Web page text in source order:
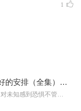
1
【官方推荐】一切都是最好的安排（全集）加措“人生智慧三部曲”
或许，你常常对当下感到焦虑，对未知感到恐惧不管你想成为怎样的人，面对世间何种烦恼你都可以在加措活佛的加持和开示中，获得改变的力量百万册畅销书作者加措活佛的逆境求...